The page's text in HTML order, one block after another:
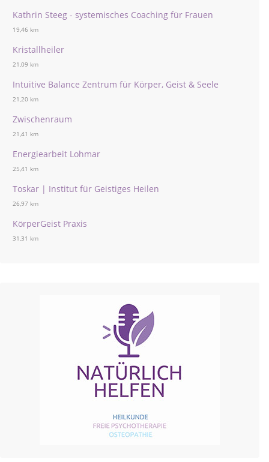
Kathrin Steeg - systemisches Coaching für Frauen
19,46 km
Kristallheiler
21,09 km
Intuitive Balance Zentrum für Körper, Geist & Seele
21,20 km
Zwischenraum
21,41 km
Energiearbeit Lohmar
25,41 km
Toskar | Institut für Geistiges Heilen
26,97 km
KörperGeist Praxis
31,31 km